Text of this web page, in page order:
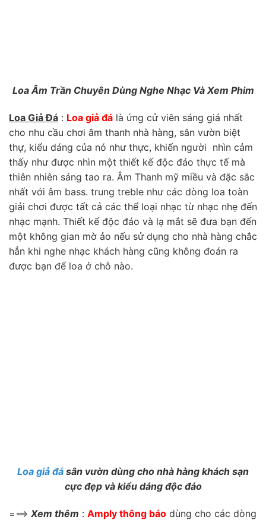
Loa Âm Trần Chuyên Dùng Nghe Nhạc Và Xem Phim
Loa Giả Đá : Loa giả đá là ứng cử viên sáng giá nhất
cho nhu cầu chơi âm thanh nhà hàng, sân vườn biệt
thự, kiểu dáng của nó như thực, khiến người nhìn cảm
thấy như được nhìn một thiết kế độc đáo thực tế mà
thiên nhiên sáng tao ra. Âm Thanh mỹ miều và đặc sắc
nhất với âm bass. trung treble như các dòng loa toàn
giải chơi được tất cả các thể loại nhạc từ nhạc nhẹ đến
nhạc mạnh. Thiết kế độc đáo và lạ mắt sẽ đưa bạn đến
một không gian mờ ảo nếu sử dụng cho nhà hàng chắc
hẳn khi nghe nhạc khách hàng cũng không đoán ra
được bạn để loa ở chỗ nào.
Loa giả đá sân vườn dùng cho nhà hàng khách sạn
cực đẹp và kiểu dáng độc đáo
===> Xem thêm : Amply thông báo dùng cho các dòng